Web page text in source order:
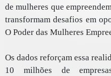
de mulheres que
transformam desafios em
O Poder das Mulheres
Os dados reforçam essa
10 milhões de